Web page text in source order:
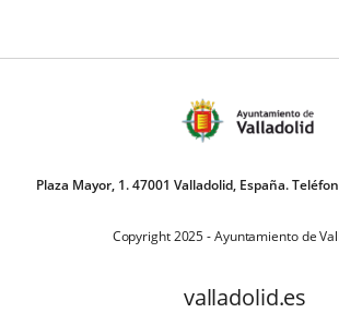
Plaza Mayor, 1. 47001 Valladolid, España.
Copyright 2025 - Ayuntamiento de
valladolid.es